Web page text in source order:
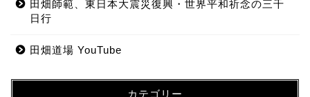
田畑師範、東日本大震災復興・世界平和祈念の三千
日行
田畑道場 YouTube
カテゴリー